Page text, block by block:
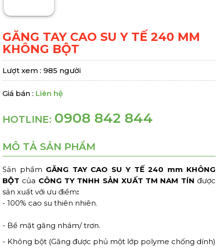
GĂNG TAY CAO SU Y TẾ 240 MM
KHÔNG BỘT
Lượt xem : 985 người
Giá bán : Liên hệ
HOTLINE: 0908 842 844
MÔ TẢ SẢN PHẨM
Sản phẩm GĂNG TAY CAO SU Y TẾ 240 mm KHÔNG
BỘT của CÔNG TY TNHH SẢN XUẤT TM NAM TÍNđược
sản xuất với ưu điểm:
- 100% cao su thiên nhiên.
- Bề mặt găng nhám/ trơn.
- Không bột (Găng được phủ một lớp polyme chống dính)